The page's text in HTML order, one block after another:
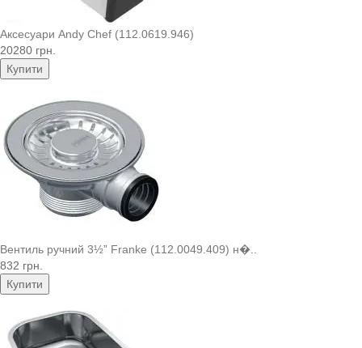
Аксесуари Andy Chef (112.0619.946)
20280 грн.
Купити
Вентиль ручний 3½” Franke (112.0049.409) н�..
832 грн.
Купити